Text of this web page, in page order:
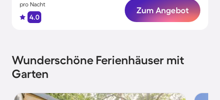
pro Nacht
4.0
Zum Angebot
Wunderschöne Ferienhäuser mit
Garten